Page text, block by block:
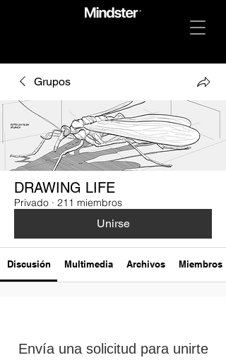
Grupos
DRAWING LIFE
Privado · 211 miembros
Unirse
Discusión Multimedia Archivos Miembros
Envía una solicitud para unirte